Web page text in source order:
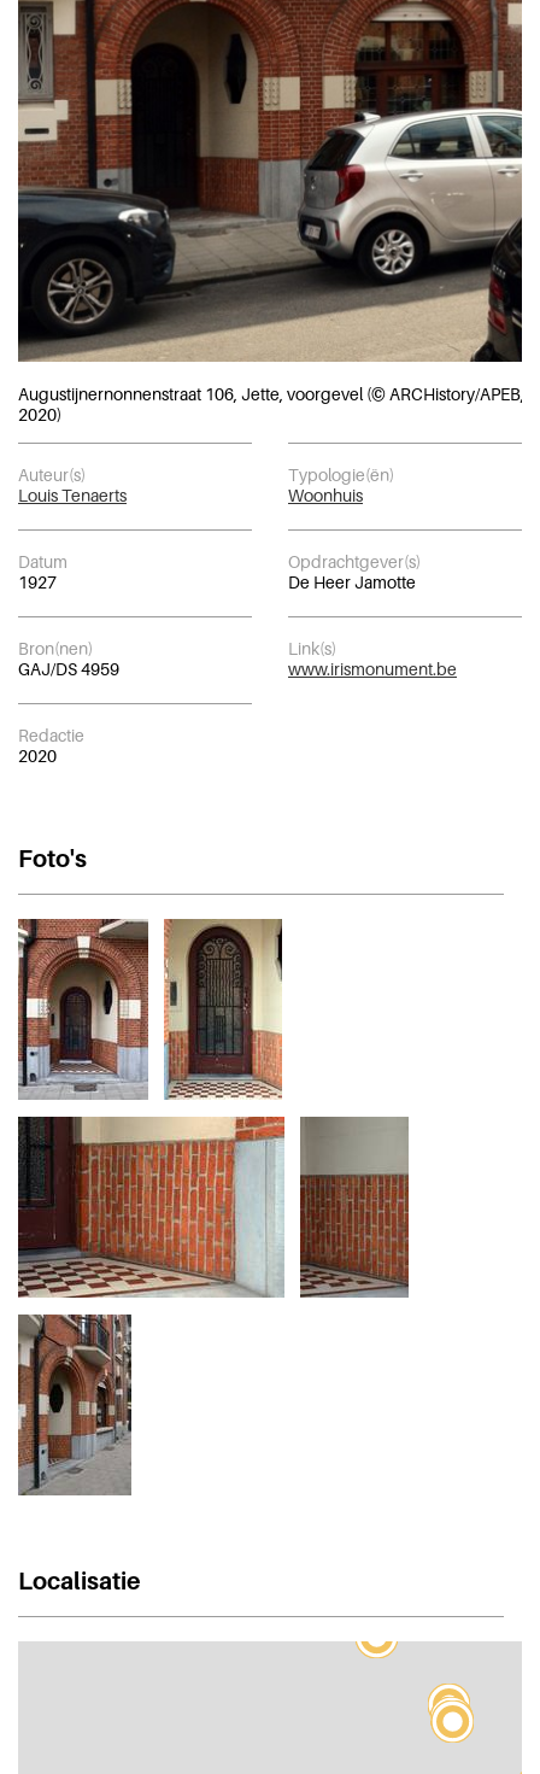
Augustijnernonnenstraat 106, Jette, voorgevel (© ARCHistory/APEB,
2020)
Auteur(s)
Louis Tenaerts
Typologie(ën)
Woonhuis
Datum
1927
Opdrachtgever(s)
De Heer Jamotte
Bron(nen)
GAJ/DS 4959
Link(s)
www.irismonument.be
Redactie
2020
Foto's
Localisatie